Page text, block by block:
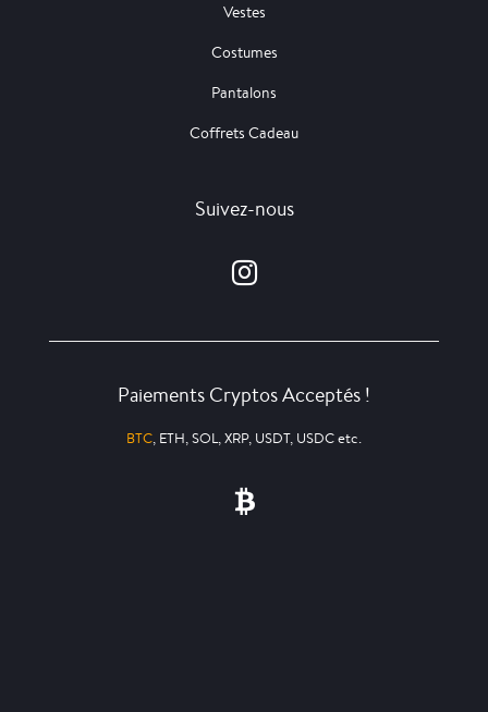
Vestes
Costumes
Pantalons
Coffrets Cadeau
Suivez-nous
Paiements Cryptos Acceptés !
BTC, ETH, SOL, XRP, USDT, USDC etc.